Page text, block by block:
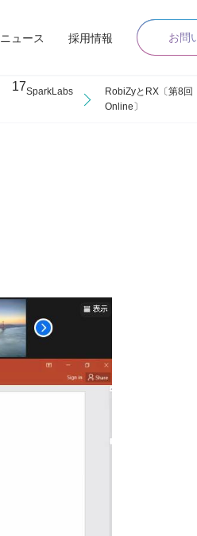
ニュース 採用情報 お問
17SparkLabs
RobiZyとRX〔第8回
Online〕